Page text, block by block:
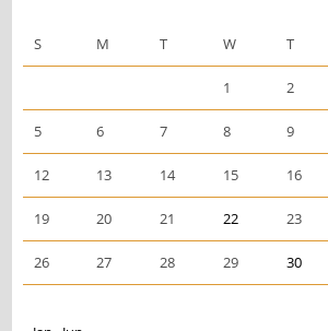
S
M T W T
1 2
5 6 7 8 9
12 13 14 15 16
19 20 21 22 23
26 27 28 29 30